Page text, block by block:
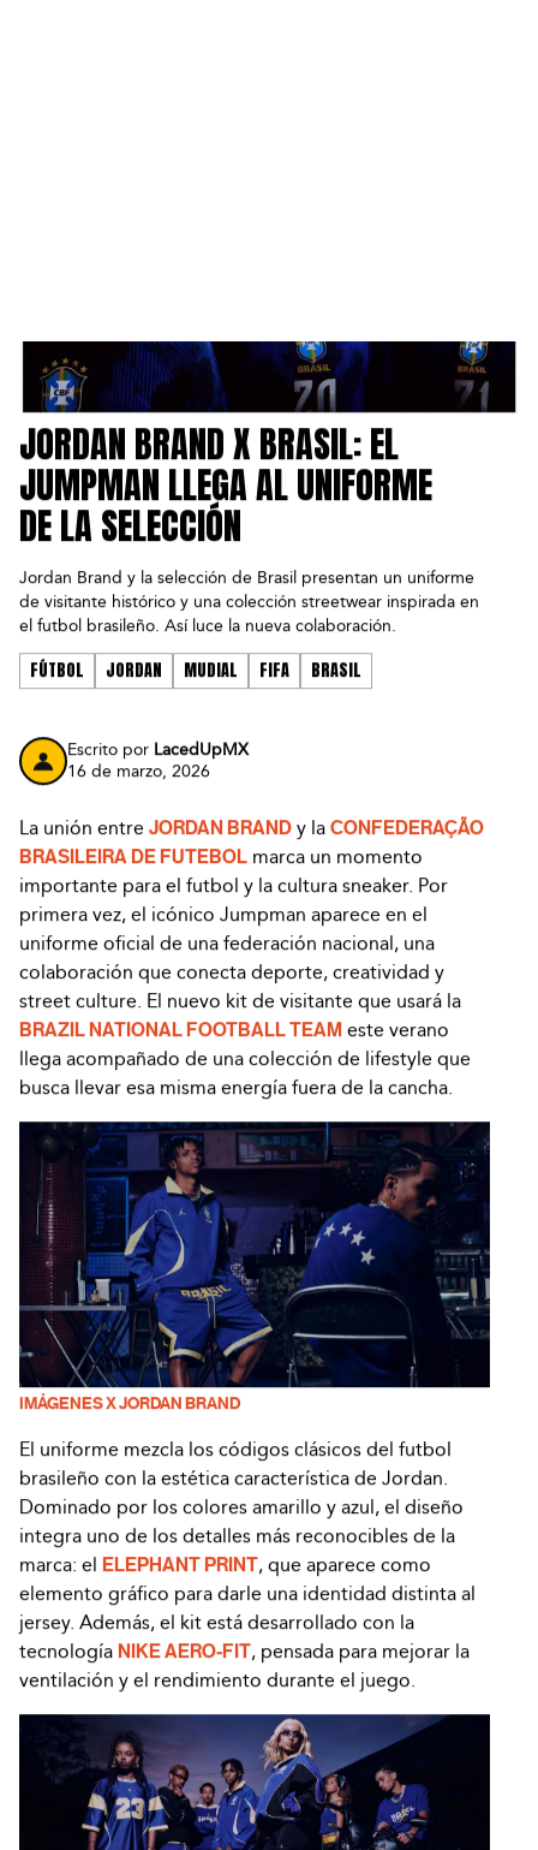
JORDAN BRAND X BRASIL: EL
JUMPMAN LLEGA AL UNIFORME
DE LA SELECCIÓN
Jordan Brand y la selección de Brasil presentan un uniforme
de visitante histórico y una colección streetwear inspirada en
el futbol brasileño. Así luce la nueva colaboración.
FÚTBOL JORDAN MUDIAL FIFA BRASIL
Escrito por LacedUpMX
16 de marzo, 2026
La unión entre JORDAN BRAND y la CONFEDERAÇÃO
BRASILEIRA DE FUTEBOL marca un momento
importante para el futbol y la cultura sneaker. Por
primera vez, el icónico Jumpman aparece en el
uniforme oficial de una federación nacional, una
colaboración que conecta deporte, creatividad y
street culture. El nuevo kit de visitante que usará la
BRAZIL NATIONAL FOOTBALL TEAM este verano
llega acompañado de una colección de lifestyle que
busca llevar esa misma energía fuera de la cancha.
IMÁGENES X JORDAN BRAND
El uniforme mezcla los códigos clásicos del futbol
brasileño con la estética característica de Jordan.
Dominado por los colores amarillo y azul, el diseño
integra uno de los detalles más reconocibles de la
marca: el ELEPHANT PRINT, que aparece como
elemento gráfico para darle una identidad distinta al
jersey. Además, el kit está desarrollado con la
tecnología NIKE AERO-FIT, pensada para mejorar la
ventilación y el rendimiento durante el juego.